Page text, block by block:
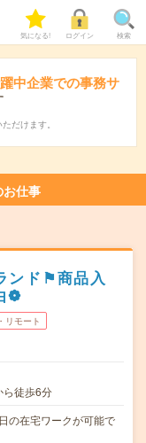
気になる! ログイン 検索
中企業での事務サ
だけます。
お仕事
ンド⚑商品入
❁
リモート
ら徒歩6分
の在宅ワークが可能で